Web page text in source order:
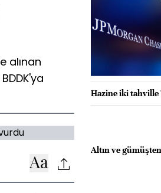
alınan
Hazine iki tahville
Altın ve